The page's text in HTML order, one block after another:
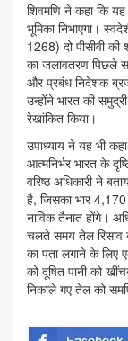
शिवमणि ने कहा कि यह
भूमिका निभाएगा।
1268) दो पीसीवी
का जलावतरण पिछले
और प्रबंध निदेशक
उन्होंने भारत की
रेखांकित किया।
उपाध्याय ने यह भी
आत्मनिर्भर भारत के
वरिष्ठ अधिकारी ने
है, जिसका भार
नाविक तैनात होंगे।
चलते समय तेल रिसाव
का पता लगाने के लिए
को दूषित पानी को
निकाले गए तेल को